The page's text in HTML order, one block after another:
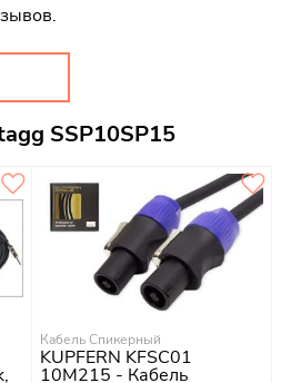
SSP10SP15
Кабель Спикерный
KUPFERN KFSC01
10M215 - Кабель